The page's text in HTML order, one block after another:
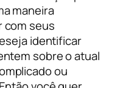
maneira
com seus
identificar
sobre o atual
ou